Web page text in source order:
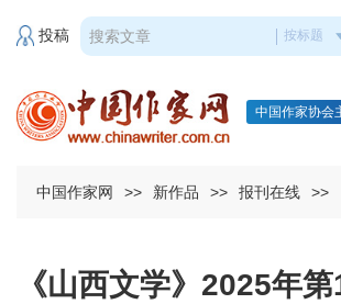
投稿
中国作家协会
中国作家网 >> 新作品 >> 报刊在线 >>
《山西文学》2025年